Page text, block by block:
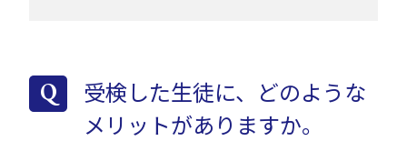
Q
受検した生徒に、どのような
メリットがありますか。